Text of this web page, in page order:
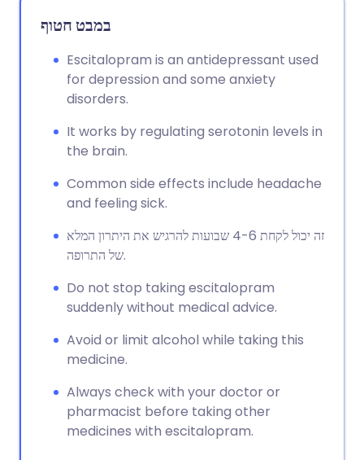
במבט חטוף
Escitalopram is an antidepressant used
for depression and some anxiety
disorders.
It works by regulating serotonin levels in
the brain.
Common side effects include headache
and feeling sick.
זה יכול לקחת 4-6 שבועות להרגיש את היתרון המלא
של התרופה.
Do not stop taking escitalopram
suddenly without medical advice.
Avoid or limit alcohol while taking this
medicine.
Always check with your doctor or
pharmacist before taking other
medicines with escitalopram.